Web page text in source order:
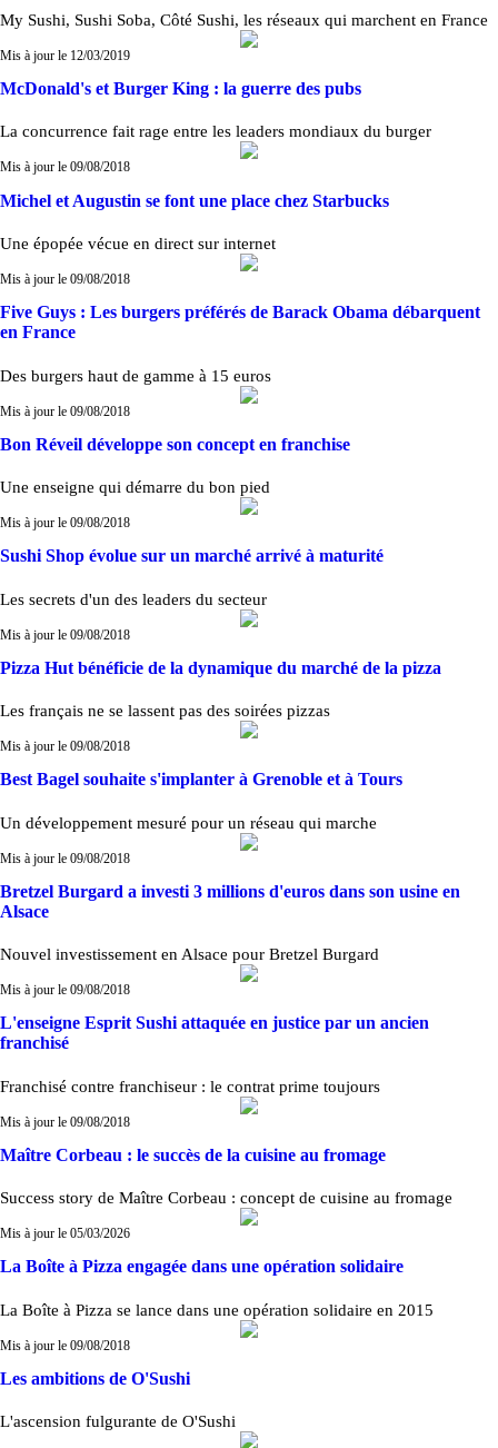
My Sushi, Sushi Soba, Côté Sushi, les réseaux qui marchent en France
Mis à jour le 12/03/2019
McDonald's et Burger King : la guerre des pubs
La concurrence fait rage entre les leaders mondiaux du burger
Mis à jour le 09/08/2018
Michel et Augustin se font une place chez Starbucks
Une épopée vécue en direct sur internet
Mis à jour le 09/08/2018
Five Guys : Les burgers préférés de Barack Obama débarquent
en France
Des burgers haut de gamme à 15 euros
Mis à jour le 09/08/2018
Bon Réveil développe son concept en franchise
Une enseigne qui démarre du bon pied
Mis à jour le 09/08/2018
Sushi Shop évolue sur un marché arrivé à maturité
Les secrets d'un des leaders du secteur
Mis à jour le 09/08/2018
Pizza Hut bénéficie de la dynamique du marché de la pizza
Les français ne se lassent pas des soirées pizzas
Mis à jour le 09/08/2018
Best Bagel souhaite s'implanter à Grenoble et à Tours
Un développement mesuré pour un réseau qui marche
Mis à jour le 09/08/2018
Bretzel Burgard a investi 3 millions d'euros dans son usine en
Alsace
Nouvel investissement en Alsace pour Bretzel Burgard
Mis à jour le 09/08/2018
L'enseigne Esprit Sushi attaquée en justice par un ancien
franchisé
Franchisé contre franchiseur : le contrat prime toujours
Mis à jour le 09/08/2018
Maître Corbeau : le succès de la cuisine au fromage
Success story de Maître Corbeau : concept de cuisine au fromage
Mis à jour le 05/03/2026
La Boîte à Pizza engagée dans une opération solidaire
La Boîte à Pizza se lance dans une opération solidaire en 2015
Mis à jour le 09/08/2018
Les ambitions de O'Sushi
L'ascension fulgurante de O'Sushi